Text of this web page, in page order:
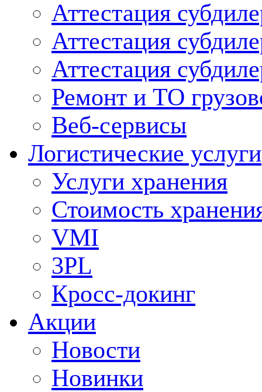
Аттестация
Аттестация
Аттестация
Ремонт и ТО
Веб-сервисы
Логистические услуги
Услуги хранения
Стоимость
VMI
3PL
Кросс-докинг
Акции
Новости
Новинки